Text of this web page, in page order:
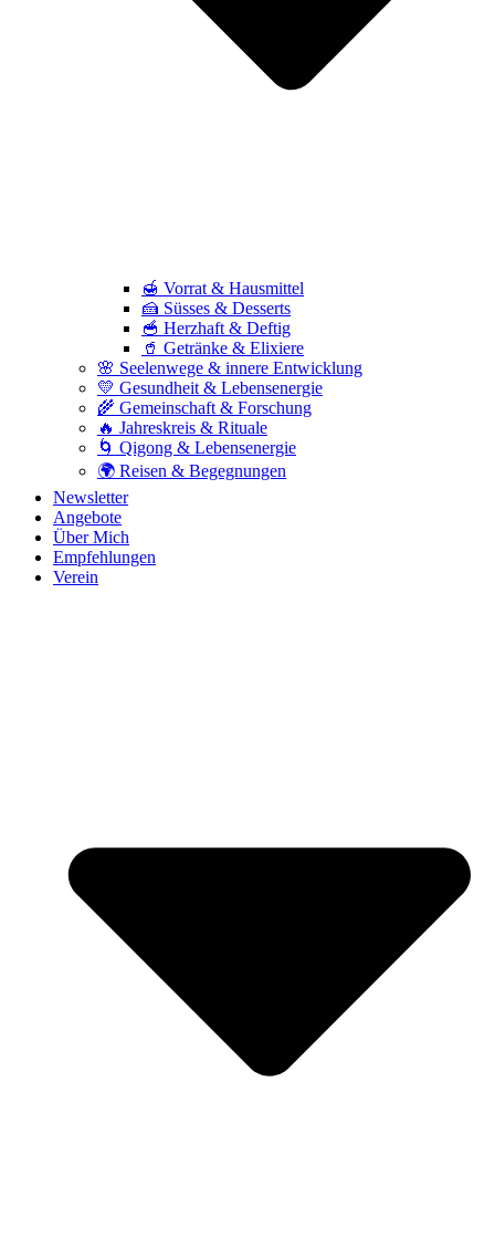
🍯 Vorrat & Hausmittel
🍰 Süsses & Desserts
🥣 Herzhaft & Deftig
🥤 Getränke & Elixiere
🌸 Seelenwege & innere Entwicklung
💛 Gesundheit & Lebensenergie
🌾 Gemeinschaft & Forschung
🔥 Jahreskreis & Rituale
🌀 Qigong & Lebensenergie
🌍 Reisen & Begegnungen
Newsletter
Angebote
Über Mich
Empfehlungen
Verein